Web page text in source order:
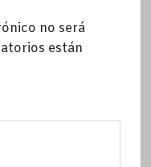
no será
están